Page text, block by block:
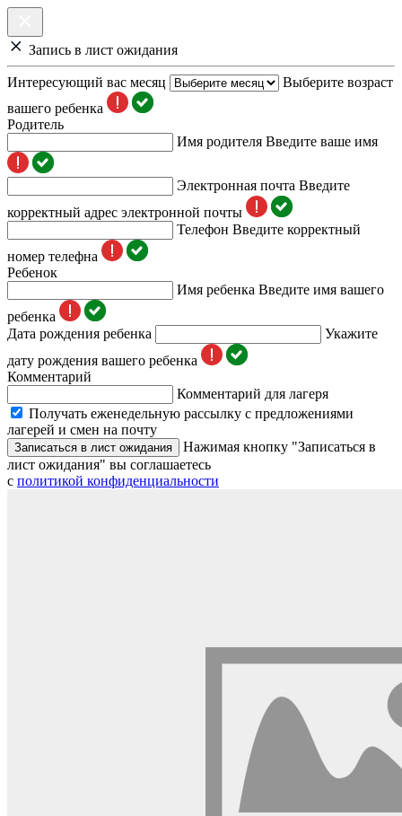
Запись в лист ожидания
Интересующий вас месяц
Выберите возраст
вашего ребенка
Родитель
Имя родителя Введите ваше имя
Электронная почта Введите
корректный адрес электронной почты
Телефон Введите корректный
номер телефна
Ребенок
Имя ребенка Введите имя вашего
ребенка
Дата рождения ребенка
Укажите
дату рождения вашего ребенка
Комментарий
Комментарий для лагеря
Получать еженедельную рассылку с предложениями
лагерей и смен на почту
Записаться в лист ожидания
Нажимая кнопку "Записаться в
лист ожидания" вы соглашаетесь
с политикой конфиденциальности